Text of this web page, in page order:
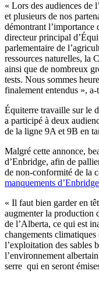
« Lors des audiences de
et plusieurs de nos
démontrant l’importance
directeur principal
parlementaire de
ressources naturelles, la
ainsi que de nombreux
tests. Nous sommes
finalement entendus »,
Équiterre travaille sur le
a participé à deux
de la ligne 9A et 9B en
Malgré cette annonce,
d’Enbridge, afin de
de non-conformité de la
manquements
« Il faut bien garder en
augmenter la production
de l’Alberta, ce qui est
changements
l’exploitation des sables
l’environnement
serre qui en seront